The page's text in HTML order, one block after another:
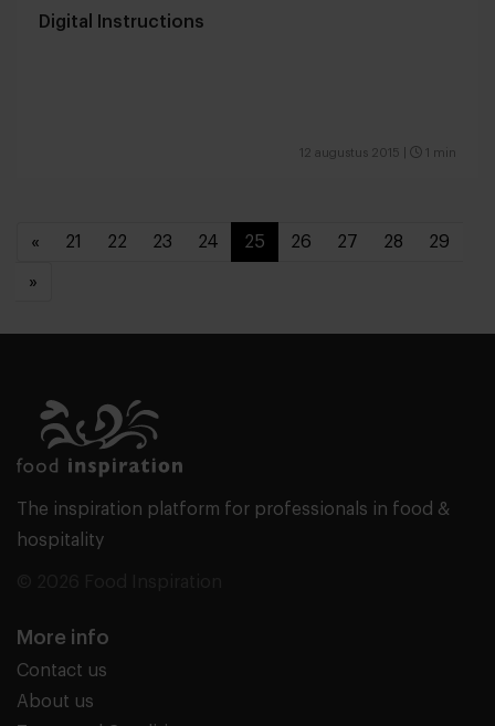
Digital Instructions
12 augustus 2015 1 min
« 21 22 23 24 25 26 27 28 29
»
The inspiration platform for professionals in food &
hospitality
More info
Contact us
About us